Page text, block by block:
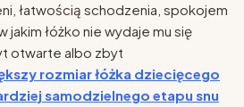
łatwością schodzenia, spokojem
jakim łóżko nie wydaje mu się
otwarte albo zbyt
rozmiar łóżka dziecięcego
samodzielnego etapu snu